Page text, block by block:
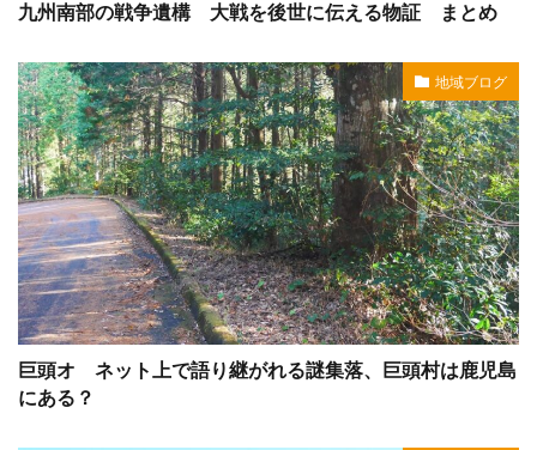
九州南部の戦争遺構 大戦を後世に伝える物証 まとめ
地域ブログ
巨頭オ ネット上で語り継がれる謎集落、巨頭村は鹿児島
にある？